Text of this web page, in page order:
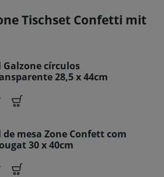
Tischset Confetti mit
círculos
28,5 x 44cm
mesa Zone Confett com
30 x 40cm